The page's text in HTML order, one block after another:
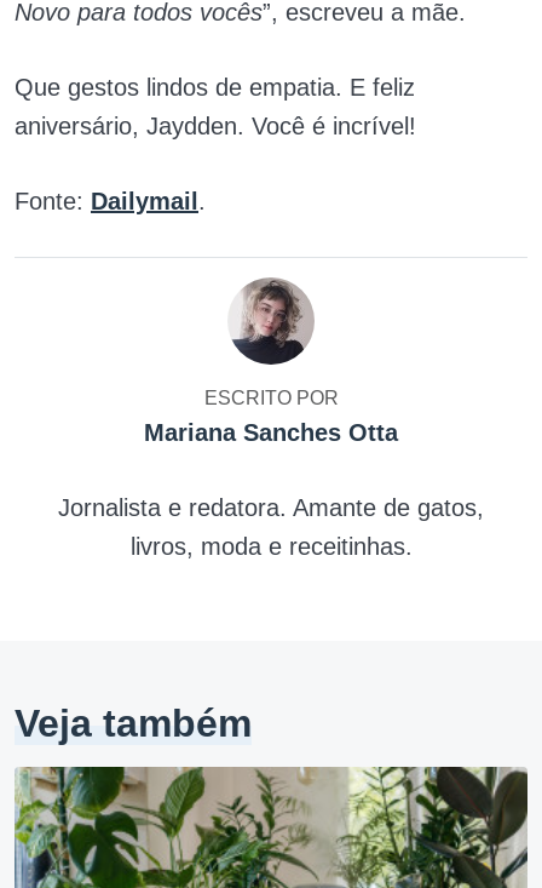
Novo para todos vocês”, escreveu a mãe.
Que gestos lindos de empatia. E feliz
aniversário, Jaydden. Você é incrível!
Fonte: Dailymail .
ESCRITO POR
Mariana Sanches Otta
Jornalista e redatora. Amante de gatos,
livros, moda e receitinhas.
Veja também